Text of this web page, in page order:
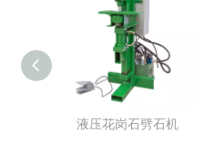
液压花岗石劈石机